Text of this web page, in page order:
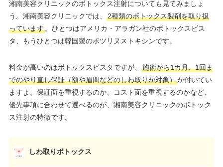
湘南美容クリニックのボトックス注射についても見てみましょ
う。湘南美容クリニックでは、
2種類のボトックス製剤を取り扱
っています。ひとつはアメリカ・アラガン社のボトックスビス
タ、もうひとつは韓国製のボツリヌストキシンです。
料金が高いのはボトックスビスタですが、
施術から1カ月、1回ま
でのやり直し保証（額や眉間などのしわ取りが対象）が付いてい
ますよ。保証面を重視するのか、コスト面を重視するのかなど、
優先事項に合わせて選べるのが、湘南美容クリニックのボトック
ス注射の特徴です。
しわ取りボトックス